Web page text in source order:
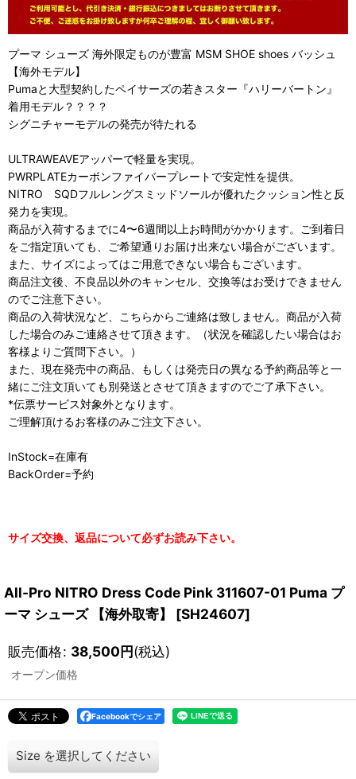
プーマ シューズ 海外限定ものが豊富 MSM SHOE shoes バッシュ
【海外モデル】
Pumaと大型契約したペイサーズの若きスター『ハリーバートン』
着用モデル？？？？
シグニチャーモデルの発売が待たれる
ULTRAWEAVEアッパーで軽量を実現。
PWRPLATEカーボンファイバープレートで安定性を提供。
NITRO SQDフルレングスミッドソールが優れたクッション性と反
発力を実現。
商品が入荷するまでに4〜6週間以上お時間がかかります。ご到着日
をご指定頂いても、ご希望通りお届け出来ない場合がございます。
また、サイズによってはご用意できない場合もございます。
商品注文後、不良品以外のキャンセル、交換等はお受けできません
のでご注意下さい。
商品の入荷状況など、こちらからご連絡は致しません。商品が入荷
した場合のみご連絡させて頂きます。（状況を確認したい場合はお
客様よりご質問下さい。）
また、現在発売中の商品、もしくは発売日の異なる予約商品等と一
緒にご注文頂いても別発送とさせて頂きますのでご了承下さい。
*伝票サービス対象外となります。
ご理解頂けるお客様のみご注文下さい。
InStock=在庫有
BackOrder=予約
サイズ交換、返品について必ずお読み下さい。
All-Pro NITRO Dress Code Pink 311607-01 Puma プ
ーマ シューズ 【海外取寄】
[SH24607]
販売価格: 38,500円(税込)
オープン価格
Facebookでシェア
Size を選択してください